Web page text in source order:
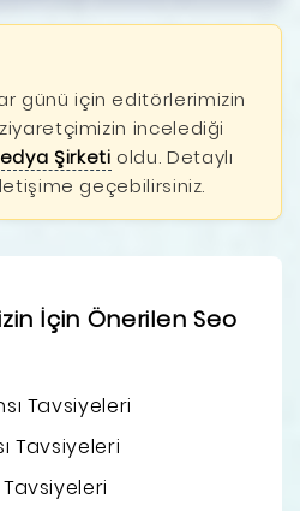
günü için editörlerimizin
incelediği
Şirketi oldu. Detaylı
geçebilirsiniz.
İçin Önerilen Seo
Tavsiyeleri
Tavsiyeleri